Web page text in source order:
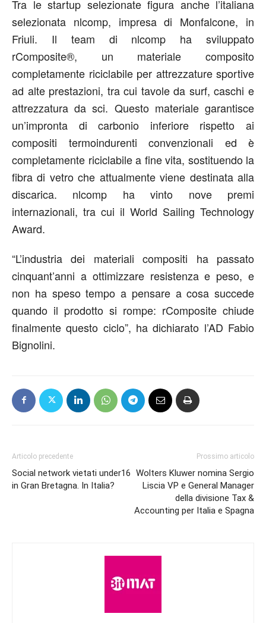
Tra le startup selezionate figura anche l’italiana
selezionata nlcomp, impresa di Monfalcone, in
Friuli. Il team di nlcomp ha sviluppato
rComposite®, un materiale composito
completamente riciclabile per attrezzature sportive
ad alte prestazioni, tra cui tavole da surf, caschi e
attrezzatura da sci. Questo materiale garantisce
un’impronta di carbonio inferiore rispetto ai
compositi termoindurenti convenzionali ed è
completamente riciclabile a fine vita, sostituendo la
fibra di vetro che attualmente viene destinata alla
discarica. nlcomp ha vinto nove premi
internazionali, tra cui il World Sailing Technology
Award.
“L’industria dei materiali compositi ha passato
cinquant’anni a ottimizzare resistenza e peso, e
non ha speso tempo a pensare a cosa succede
quando il prodotto si rompe: rComposite chiude
finalmente questo ciclo”, ha dichiarato l’AD Fabio
Bignolini.
Articolo precedente
Social network vietati under16
in Gran Bretagna. In Italia?
Prossimo articolo
Wolters Kluwer nomina Sergio
Liscia VP e General Manager
della divisione Tax &
Accounting per Italia e Spagna